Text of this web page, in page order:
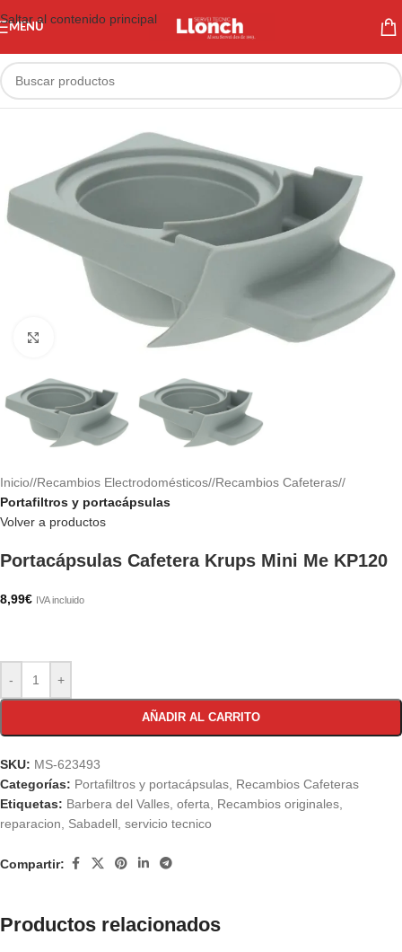
Saltar al contenido principal
MENÚ
Haga clic para ampliar
Inicio/ Recambios Electrodomésticos/ Recambios Cafeteras/
Portafiltros y portacápsulas
Volver a productos
Portacápsulas Cafetera Krups Mini Me KP120
8,99€ IVA incluido
- +
AÑADIR AL CARRITO
SKU: MS-623493
Categorías: Portafiltros y portacápsulas Recambios Cafeteras
Etiquetas: Barbera del Valles oferta Recambios originales
reparacion
Sabadell servicio tecnico
Compartir:
Productos relacionados